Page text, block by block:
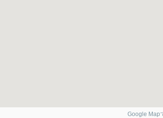
Google Map